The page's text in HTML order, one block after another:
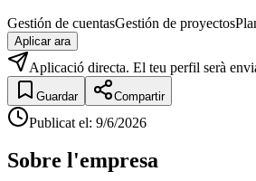
Gestión de cuentasGestión de proyectos
Aplicar ara
Aplicació directa. El teu perfil serà
Guardar Compartir
Publicat el: 9/6/2026
Sobre l'empresa